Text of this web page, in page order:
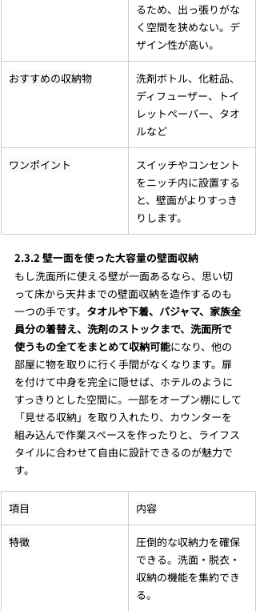
るため、出っ張りがな
く空間を狭めない。デ
ザイン性が高い。
おすすめの収納物
洗剤ボトル、化粧品、
ディフューザー、トイ
レットペーパー、タオ
ルなど
ワンポイント
スイッチやコンセント
をニッチ内に設置する
と、壁面がよりすっき
りします。
2.3.2 壁一面を使った大容量の壁面収納
もし洗面所に使える壁が一面あるなら、思い切
って床から天井までの壁面収納を造作するのも
一つの手です。 タオルや下着、パジャマ、家族全
員分の着替え、洗剤のストックまで、洗面所で
使うもの全てをまとめて収納可能になり、他の
部屋に物を取りに行く手間がなくなります。扉
を付けて中身を完全に隠せば、ホテルのように
すっきりとした空間に。一部をオープン棚にして
「見せる収納」を取り入れたり、カウンターを
組み込んで作業スペースを作ったりと、ライフス
タイルに合わせて自由に設計できるのが魅力で
す。
項目 内容
特徴
圧倒的な収納力を確保
できる。洗面・脱衣・
収納の機能を集約でき
る。